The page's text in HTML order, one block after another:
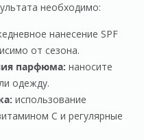
необходимо:
нанесение SPF
от сезона.
парфюма: наносите
одежду.
использование
С и регулярные